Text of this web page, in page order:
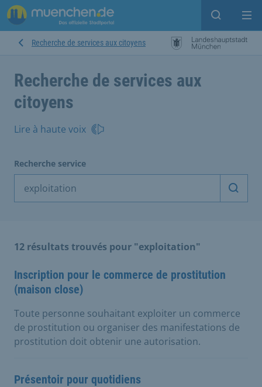
Open
Recherche de services aux citoyens
Recherche de services aux
citoyens
Lire à haute voix
Recherche service
12 résultats trouvés pour "exploitation"
Inscription pour le commerce de prostitution
(maison close)
Toute personne souhaitant exploiter un commerce
de prostitution ou organiser des manifestations de
prostitution doit obtenir une autorisation.
Présentoir pour quotidiens